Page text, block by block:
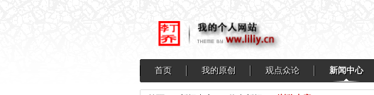
首页 我的原创 观点众论 新闻中心